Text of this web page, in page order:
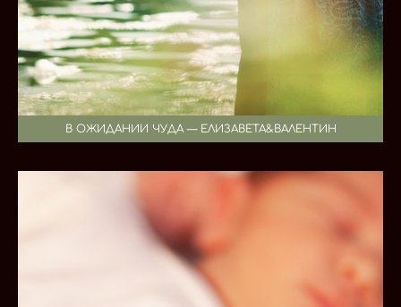
В ОЖИДАНИИ ЧУДА — ЕЛИЗАВЕТА&ВАЛЕНТИН